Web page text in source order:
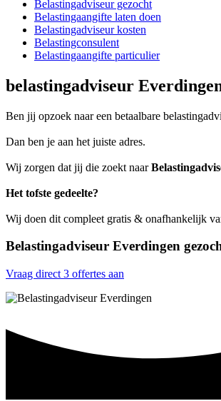
Belastingadviseur gezocht
Belastingaangifte laten doen
Belastingadviseur kosten
Belastingconsulent
Belastingaangifte particulier
belastingadviseur
Ben jij opzoek naar een betaalbare
Dan ben je aan het juiste adres.
Wij zorgen dat jij die zoekt naar
Het tofste gedeelte?
Wij doen dit compleet gratis & onafhankelijk
Belastingadviseur Everdingen
Vraag direct 3 offertes aan